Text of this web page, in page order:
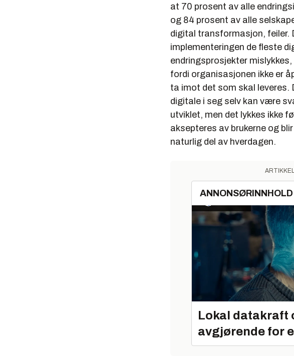
at 70 prosent av alle
og 84 prosent av alle
digital transformasjon, feiler.
implementeringen de fleste
endringsprosjekter
fordi organisasjonen ikke er
ta imot det som skal leveres.
digitale i seg selv kan være
utviklet, men det lykkes ikke
aksepteres av brukerne og blir
naturlig del av hverdagen.
ANNONSØRINNHOLD
Lokal datakraft
avgjørende for